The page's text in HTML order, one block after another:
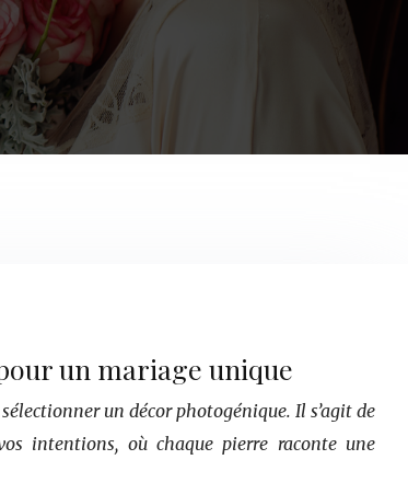
un mariage unique
un décor photogénique. Il s’agit de
intentions, où chaque pierre raconte une